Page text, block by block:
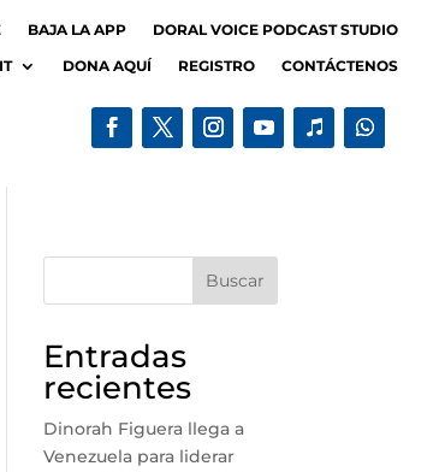
BAJA LA APP
DORAL VOICE PODCAST STUDIO
DONA AQUÍ REGISTRO CONTÁCTENOS
Buscar
Entradas
recientes
Dinorah Figuera llega a
Venezuela para liderar